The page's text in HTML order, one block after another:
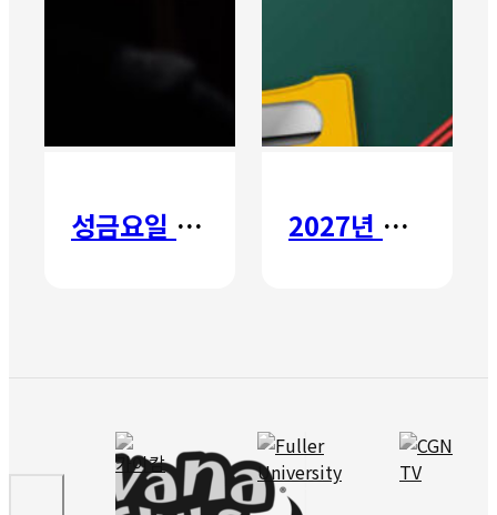
성금요일 칸타타 2027년 갈보리 어학원 유치부 신입생 모집